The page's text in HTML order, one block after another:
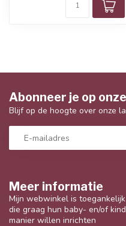
Meer informatie
Mijn webwinkel is
die graag hun baby- en/of
manier willen inrichten
Abonneer je op
Blijf op de hoogte over onze